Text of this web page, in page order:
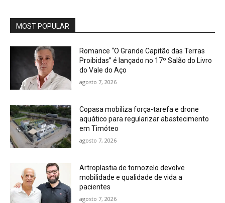
MOST POPULAR
Romance “O Grande Capitão das Terras
Proibidas” é lançado no 17º Salão do Livro
do Vale do Aço
agosto 7, 2026
Copasa mobiliza força-tarefa e drone
aquático para regularizar abastecimento
em Timóteo
agosto 7, 2026
Artroplastia de tornozelo devolve
mobilidade e qualidade de vida a
pacientes
agosto 7, 2026